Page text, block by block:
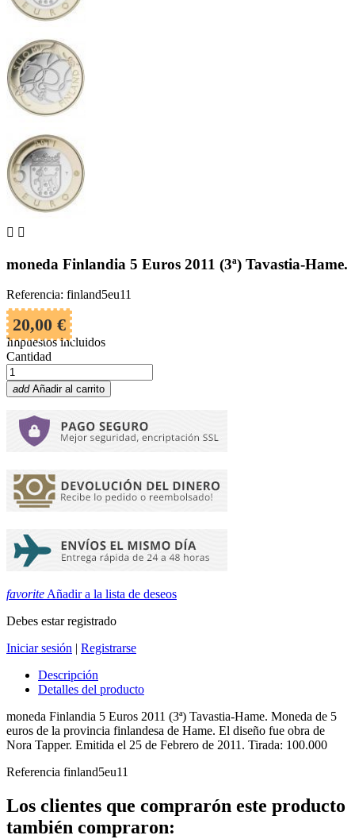
 
moneda Finlandia 5 Euros 2011 (3ª) Tavastia-Hame.
Referencia: finland5eu11
20,00 €
Impuestos incluidos
Cantidad
add Añadir al carrito
favorite Añadir a la lista de deseos
Debes estar registrado
Iniciar sesión | Registrarse
Descripción
Detalles del producto
moneda Finlandia 5 Euros 2011 (3ª) Tavastia-Hame. Moneda de 5
euros de la provincia finlandesa de Hame. El diseño fue obra de
Nora Tapper. Emitida el 25 de Febrero de 2011. Tirada: 100.000
Referencia finland5eu11
Los clientes que comprarón este producto
también compraron: